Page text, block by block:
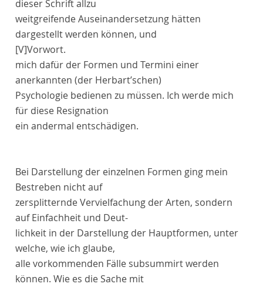
dieser Schrift allzu
weitgreifende Auseinandersetzung hätten
dargestellt werden können, und
[V]Vorwort.
mich dafür der Formen und Termini einer
anerkannten (der Herbart’schen)
Psychologie bedienen zu müssen. Ich werde mich
für diese Resignation
ein andermal entschädigen.
Bei Darstellung der einzelnen Formen ging mein
Bestreben nicht auf
zersplitternde Vervielfachung der Arten, sondern
auf Einfachheit und Deut-
lichkeit in der Darstellung der Hauptformen, unter
welche, wie ich glaube,
alle vorkommenden Fälle subsummirt werden
können. Wie es die Sache mit